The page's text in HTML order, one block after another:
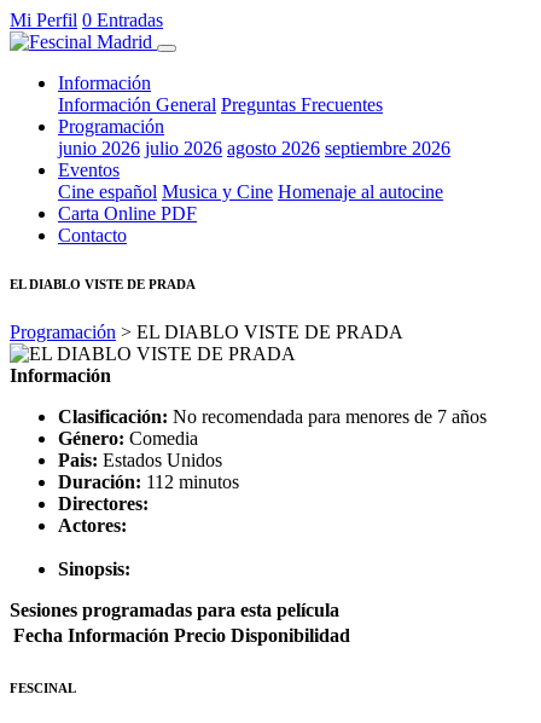
Mi Perfil 0 Entradas
Información
Información General Preguntas Frecuentes
Programación
junio 2026 julio 2026 agosto 2026 septiembre 2026
Eventos
Cine español Musica y Cine Homenaje al autocine
Carta Online PDF
Contacto
EL DIABLO VISTE DE PRADA
Programación > EL DIABLO VISTE DE PRADA
Información
Clasificación: No recomendada para menores de 7 años
Género: Comedia
Pais: Estados Unidos
Duración: 112 minutos
Directores:
Actores:
Sinopsis:
Sesiones programadas para esta película
Fecha Información Precio Disponibilidad
FESCINAL